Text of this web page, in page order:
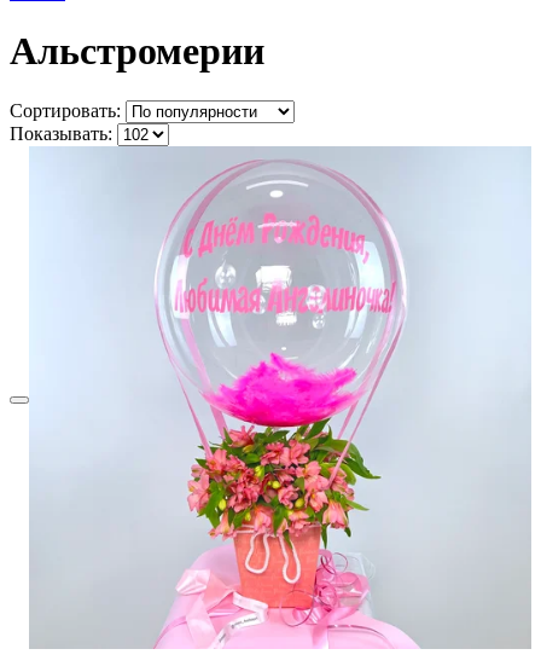
Альстромерии
Сортировать:
Показывать: